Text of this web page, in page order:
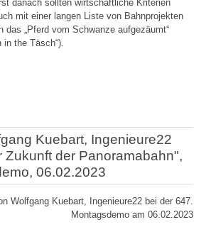
danach sollten wirtschaftliche Kriterien
mit einer langen Liste von Bahnprojekten
das „Pferd vom Schwanze aufgezäumt“
in the Täsch“).
Kuebart, Ingenieure22
Zukunft der Panoramabahn",
06.02.2023
Wolfgang Kuebart, Ingenieure22 bei der 647.
Montagsdemo am 06.02.2023